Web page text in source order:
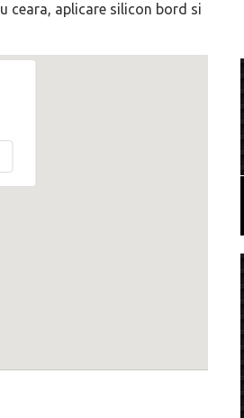
ceara, aplicare silicon bord si